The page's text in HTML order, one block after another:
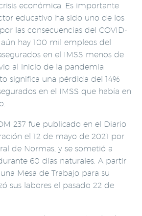
económica. Es importante
educativo ha sido uno de los
las consecuencias del COVID-
aún hay 100 mil empleos del
en el IMSS menos de
al inicio de la pandemia
significa una pérdida del 14%
en el IMSS que había en
237 fue publicado en el Diario
el 12 de mayo de 2021 por
de Normas, y se sometió a
60 días naturales. A partir
Mesa de Trabajo para su
sus labores el pasado 22 de